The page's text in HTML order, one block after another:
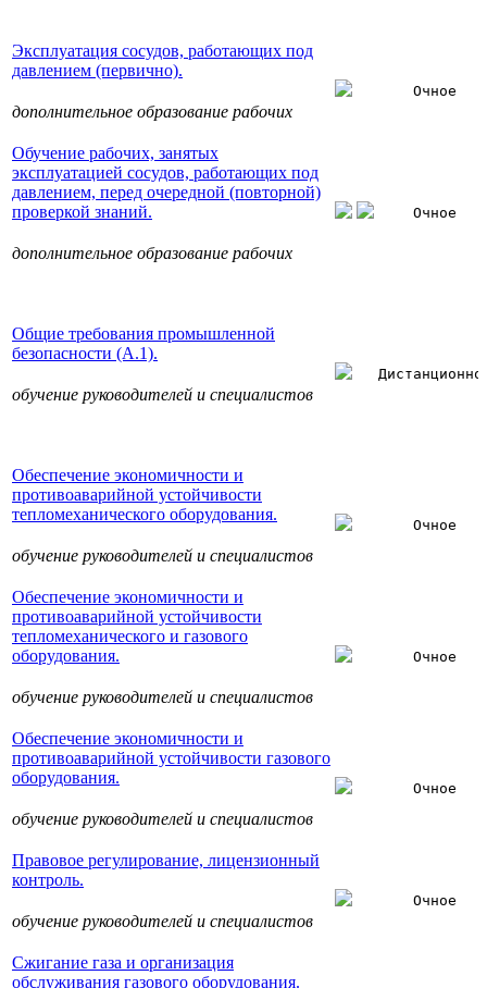
Эксплуатация сосудов, работающих под
давлением (первично).
дополнительное образование рабочих
Очное
Обучение рабочих, занятых
эксплуатацией сосудов, работающих под
давлением, перед очередной (повторной)
проверкой знаний.
дополнительное образование рабочих
Очное
Общие требования промышленной
безопасности (А.1).
обучение руководителей и специалистов
Обеспечение экономичности и
противоаварийной устойчивости
тепломеханического оборудования.
обучение руководителей и специалистов
Очное
Обеспечение экономичности и
противоаварийной устойчивости
тепломеханического и газового
оборудования.
обучение руководителей и специалистов
Очное
Обеспечение экономичности и
противоаварийной устойчивости газового
оборудования.
обучение руководителей и специалистов
Очное
Правовое регулирование, лицензионный
контроль.
обучение руководителей и специалистов
Очное
Сжигание газа и организация
обслуживания газового оборудования.